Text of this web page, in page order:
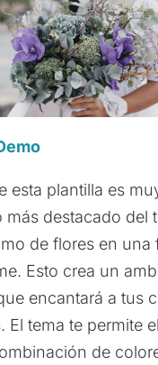
esta plantilla es
más destacado del
de flores en una
Esto crea un
encantará a tus
El tema te permite
de